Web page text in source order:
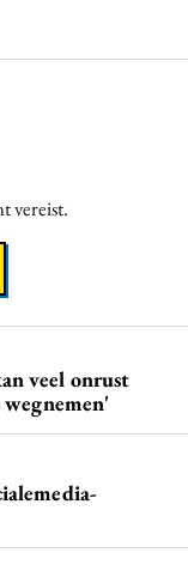
vereist.
veel onrust